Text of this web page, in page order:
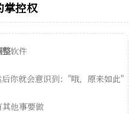
掌控权
整软件
你就会意识到："哦，原来如此"
他事要做